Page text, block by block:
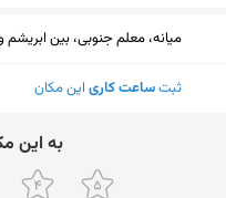
میانه، معلم جنوبی، بین ابریشم
ثبتساعت کاری این مکان
ﺑﻪ اﯾﻦ